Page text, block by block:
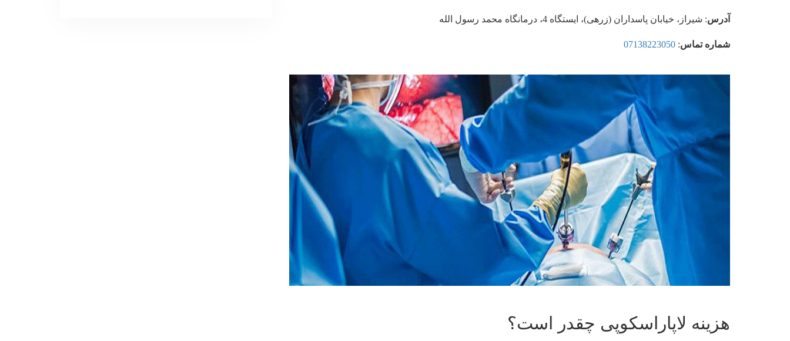
آدرس: شیراز، خیابان پاسداران (زرهی)، ایستگاه 4، درمانگاه محمد رسول الله
شماره تماس:
07138223050
هزینه لاپاراسکوپی چقدر است؟